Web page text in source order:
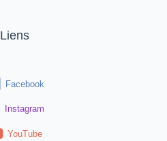
Liens
Facebook
Instagram
YouTube